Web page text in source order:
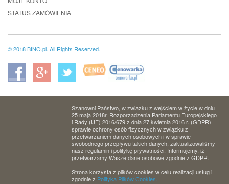
STATUS ZAMÓWIENIA
© 2018 BINO.pl. All Rights Reserved.
Szanowni Państwo, w związku z wejściem w życie w dniu
25 maja 2018r. Rozporządzenia Parlamentu Europejskiego
i Rady (UE) 2016/679 z dnia 27 kwietnia 2016 r. (GDPR)
sprawie ochrony osób fizycznych w związku z
przetwarzaniem danych osobowych i w sprawie
swobodnego przepływu takich danych, zaktualizowaliśmy
nasz regulamin i politykę prywatności. Informujemy, iż
przetwarzamy Wasze dane osobowe zgodnie z GDPR.
Strona korzysta z plików cookies w celu realizacji usług i
zgodnie z Polityką Plików Cookies.